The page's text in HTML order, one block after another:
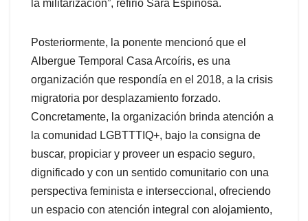
la militarización”, refirió Sara Espinosa.
Posteriormente, la ponente mencionó que el
Albergue Temporal Casa Arcoíris, es una
organización que respondía en el 2018, a la crisis
migratoria por desplazamiento forzado.
Concretamente, la organización brinda atención a
la comunidad LGBTTTIQ+, bajo la consigna de
buscar, propiciar y proveer un espacio seguro,
dignificado y con un sentido comunitario con una
perspectiva feminista e interseccional, ofreciendo
un espacio con atención integral con alojamiento,